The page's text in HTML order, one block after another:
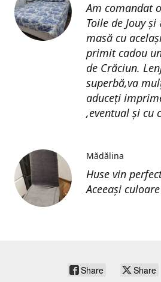
Am comandat
Toile de Jouy
masă cu
primit cadou
de Crăciun.
superbă,va
aduceți
,eventual și cu
Huse vin
Aceeași
Mădălina
Share Share